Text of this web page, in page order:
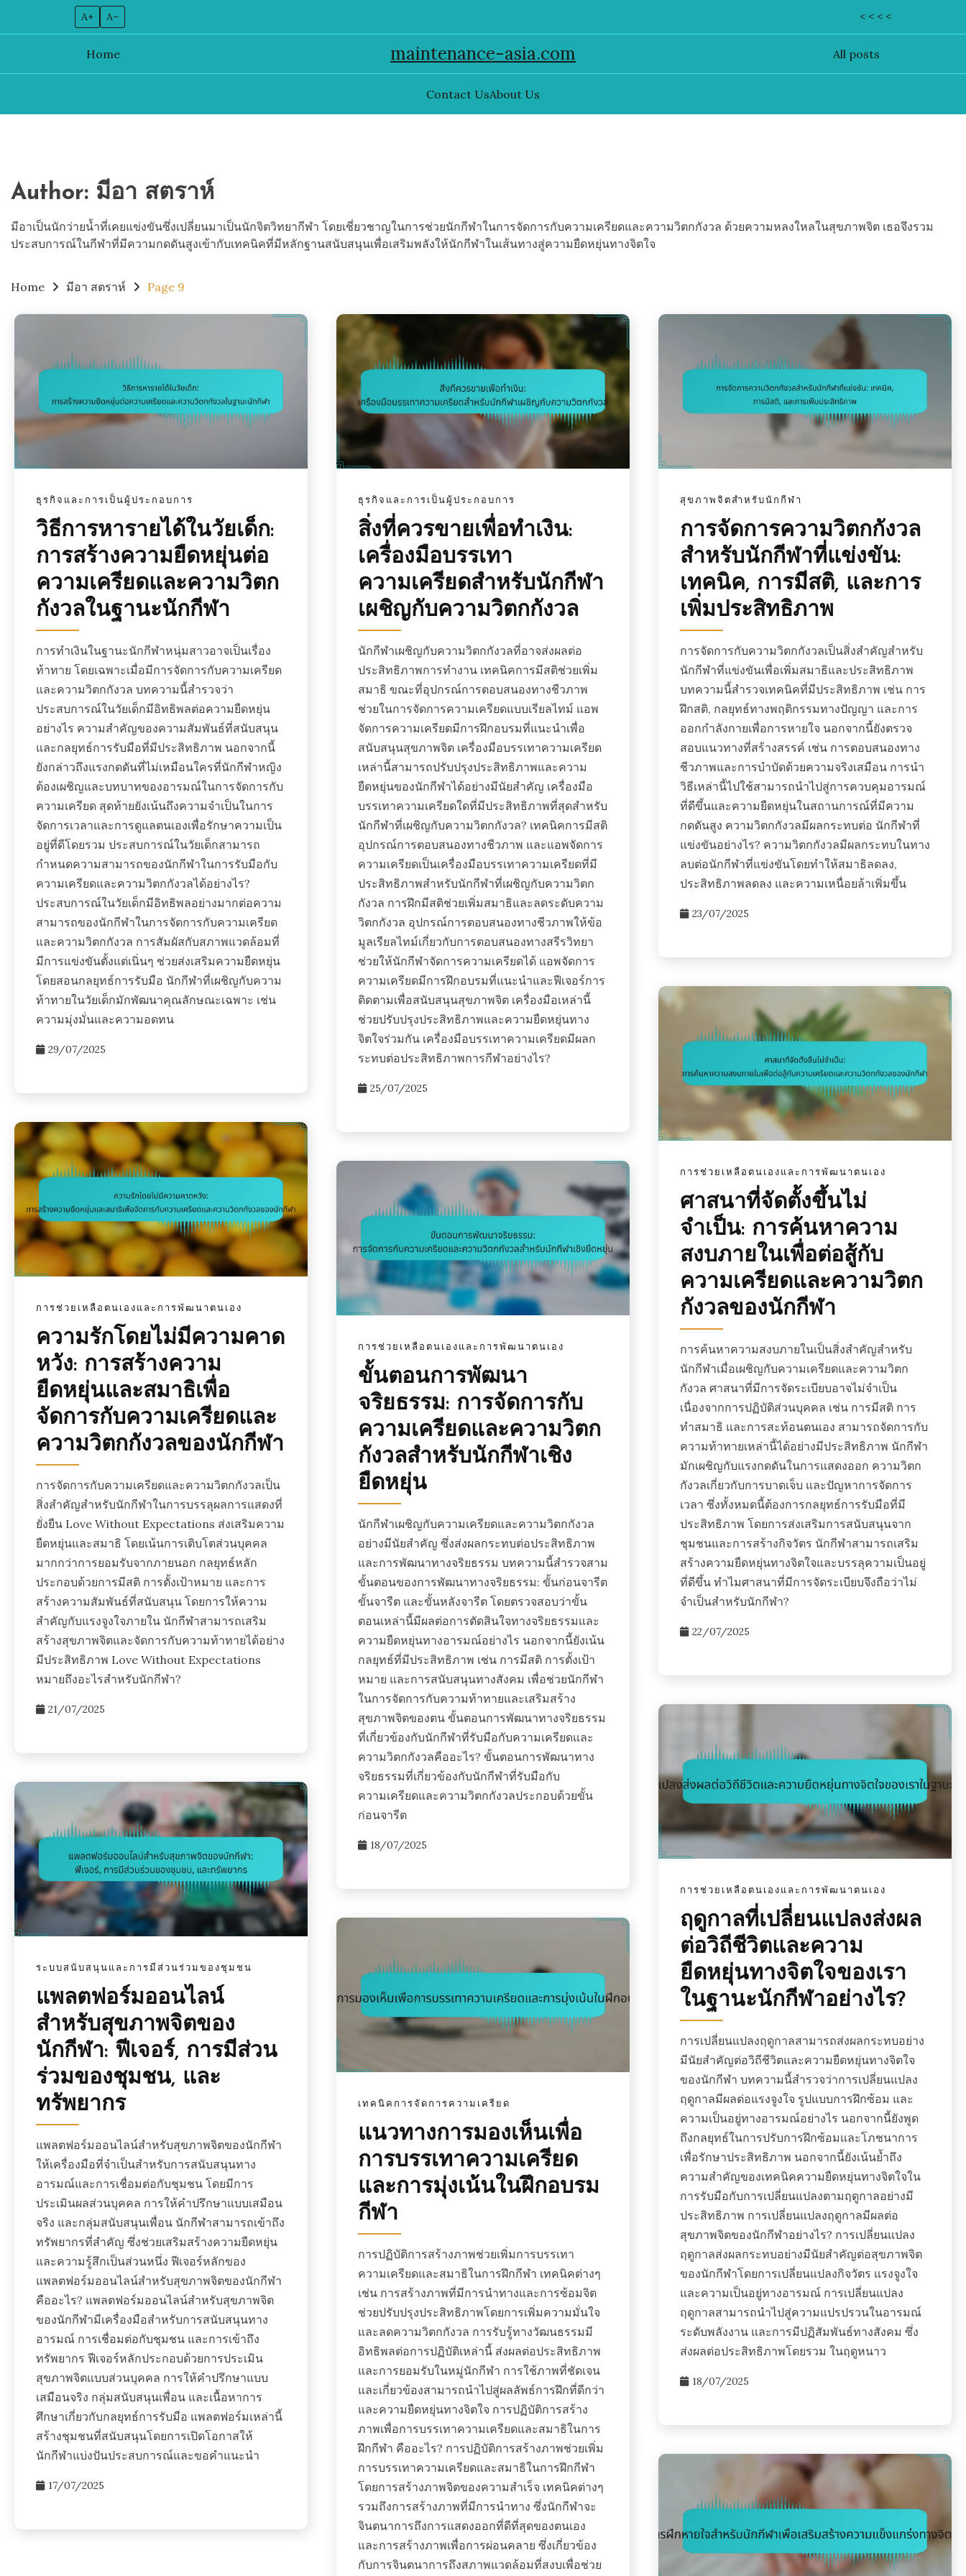
A+ A– < < < <
Home maintenance-asia.com All posts
Contact UsAbout Us
Author: มีอา สตราห์
มีอาเป็นนักว่ายน้ำที่เคยแข่งขันซึ่งเปลี่ยนมาเป็นนักจิตวิทยากีฬา โดยเชี่ยวชาญในการช่วยนักกีฬาในการจัดการกับความเครียดและความวิตกกังวล ด้วยความหลงใหลในสุขภาพจิต เธอจึงรวม
ประสบการณ์ในกีฬาที่มีความกดดันสูงเข้ากับเทคนิคที่มีหลักฐานสนับสนุนเพื่อเสริมพลังให้นักกีฬาในเส้นทางสู่ความยืดหยุ่นทางจิตใจ
Home มีอา สตราห์ Page 9
ธุรกิจและการเป็นผู้ประกอบการ
วิธีการหารายได้ในวัยเด็ก:
การสร้างความยืดหยุ่นต่อ
ความเครียดและความวิตก
กังวลในฐานะนักกีฬา
การทำเงินในฐานะนักกีฬาหนุ่มสาวอาจเป็นเรื่อง
ท้าทาย โดยเฉพาะเมื่อมีการจัดการกับความเครียด
และความวิตกกังวล บทความนี้สำรวจว่า
ประสบการณ์ในวัยเด็กมีอิทธิพลต่อความยืดหยุ่น
อย่างไร ความสำคัญของความสัมพันธ์ที่สนับสนุน
และกลยุทธ์การรับมือที่มีประสิทธิภาพ นอกจากนี้
ยังกล่าวถึงแรงกดดันที่ไม่เหมือนใครที่นักกีฬาหญิง
ต้องเผชิญและบทบาทของอารมณ์ในการจัดการกับ
ความเครียด สุดท้ายยังเน้นถึงความจำเป็นในการ
จัดการเวลาและการดูแลตนเองเพื่อรักษาความเป็น
อยู่ที่ดีโดยรวม ประสบการณ์ในวัยเด็กสามารถ
กำหนดความสามารถของนักกีฬาในการรับมือกับ
ความเครียดและความวิตกกังวลได้อย่างไร?
ประสบการณ์ในวัยเด็กมีอิทธิพลอย่างมากต่อความ
สามารถของนักกีฬาในการจัดการกับความเครียด
และความวิตกกังวล การสัมผัสกับสภาพแวดล้อมที่
มีการแข่งขันตั้งแต่เนิ่นๆ ช่วยส่งเสริมความยืดหยุ่น
โดยสอนกลยุทธ์การรับมือ นักกีฬาที่เผชิญกับความ
ท้าทายในวัยเด็กมักพัฒนาคุณลักษณะเฉพาะ เช่น
ความมุ่งมั่นและความอดทน
29/07/2025
ธุรกิจและการเป็นผู้ประกอบการ
สิ่งที่ควรขายเพื่อทำเงิน:
เครื่องมือบรรเทา
ความเครียดสำหรับนักกีฬา
เผชิญกับความวิตกกังวล
นักกีฬาเผชิญกับความวิตกกังวลที่อาจส่งผลต่อ
ประสิทธิภาพการทำงาน เทคนิคการมีสติช่วยเพิ่ม
สมาธิ ขณะที่อุปกรณ์การตอบสนองทางชีวภาพ
ช่วยในการจัดการความเครียดแบบเรียลไทม์ แอพ
จัดการความเครียดมีการฝึกอบรมที่แนะนำเพื่อ
สนับสนุนสุขภาพจิต เครื่องมือบรรเทาความเครียด
เหล่านี้สามารถปรับปรุงประสิทธิภาพและความ
ยืดหยุ่นของนักกีฬาได้อย่างมีนัยสำคัญ เครื่องมือ
บรรเทาความเครียดใดที่มีประสิทธิภาพที่สุดสำหรับ
นักกีฬาที่เผชิญกับความวิตกกังวล? เทคนิคการมีสติ
อุปกรณ์การตอบสนองทางชีวภาพ และแอพจัดการ
ความเครียดเป็นเครื่องมือบรรเทาความเครียดที่มี
ประสิทธิภาพสำหรับนักกีฬาที่เผชิญกับความวิตก
กังวล การฝึกมีสติช่วยเพิ่มสมาธิและลดระดับความ
วิตกกังวล อุปกรณ์การตอบสนองทางชีวภาพให้ข้อ
มูลเรียลไทม์เกี่ยวกับการตอบสนองทางสรีรวิทยา
ช่วยให้นักกีฬาจัดการความเครียดได้ แอพจัดการ
ความเครียดมีการฝึกอบรมที่แนะนำและฟีเจอร์การ
ติดตามเพื่อสนับสนุนสุขภาพจิต เครื่องมือเหล่านี้
ช่วยปรับปรุงประสิทธิภาพและความยืดหยุ่นทาง
จิตใจร่วมกัน เครื่องมือบรรเทาความเครียดมีผลก
ระทบต่อประสิทธิภาพการกีฬาอย่างไร?
25/07/2025
สุขภาพจิตสำหรับนักกีฬา
การจัดการความวิตกกังวล
สำหรับนักกีฬาที่แข่งขัน:
เทคนิค, การมีสติ, และการ
เพิ่มประสิทธิภาพ
การจัดการกับความวิตกกังวลเป็นสิ่งสำคัญสำหรับ
นักกีฬาที่แข่งขันเพื่อเพิ่มสมาธิและประสิทธิภาพ
บทความนี้สำรวจเทคนิคที่มีประสิทธิภาพ เช่น การ
ฝึกสติ, กลยุทธ์ทางพฤติกรรมทางปัญญา และการ
ออกกำลังกายเพื่อการหายใจ นอกจากนี้ยังตรวจ
สอบแนวทางที่สร้างสรรค์ เช่น การตอบสนองทาง
ชีวภาพและการบำบัดด้วยความจริงเสมือน การนำ
วิธีเหล่านี้ไปใช้สามารถนำไปสู่การควบคุมอารมณ์
ที่ดีขึ้นและความยืดหยุ่นในสถานการณ์ที่มีความ
กดดันสูง ความวิตกกังวลมีผลกระทบต่อ นักกีฬาที่
แข่งขันอย่างไร? ความวิตกกังวลมีผลกระทบในทาง
ลบต่อนักกีฬาที่แข่งขันโดยทำให้สมาธิลดลง,
ประสิทธิภาพลดลง และความเหนื่อยล้าเพิ่มขึ้น
23/07/2025
การช่วยเหลือตนเองและการพัฒนาตนเอง
ศาสนาที่จัดตั้งขึ้นไม่
จำเป็น: การค้นหาความ
สงบภายในเพื่อต่อสู้กับ
ความเครียดและความวิตก
กังวลของนักกีฬา
การค้นหาความสงบภายในเป็นสิ่งสำคัญสำหรับ
นักกีฬาเมื่อเผชิญกับความเครียดและความวิตก
กังวล ศาสนาที่มีการจัดระเบียบอาจไม่จำเป็น
เนื่องจากการปฏิบัติส่วนบุคคล เช่น การมีสติ การ
ทำสมาธิ และการสะท้อนตนเอง สามารถจัดการกับ
ความท้าทายเหล่านี้ได้อย่างมีประสิทธิภาพ นักกีฬา
มักเผชิญกับแรงกดดันในการแสดงออก ความวิตก
กังวลเกี่ยวกับการบาดเจ็บ และปัญหาการจัดการ
เวลา ซึ่งทั้งหมดนี้ต้องการกลยุทธ์การรับมือที่มี
ประสิทธิภาพ โดยการส่งเสริมการสนับสนุนจาก
ชุมชนและการสร้างกิจวัตร นักกีฬาสามารถเสริม
สร้างความยืดหยุ่นทางจิตใจและบรรลุความเป็นอยู่
ที่ดีขึ้น ทำไมศาสนาที่มีการจัดระเบียบจึงถือว่าไม่
จำเป็นสำหรับนักกีฬา?
22/07/2025
การช่วยเหลือตนเองและการพัฒนาตนเอง
ความรักโดยไม่มีความคาด
หวัง: การสร้างความ
ยืดหยุ่นและสมาธิเพื่อ
จัดการกับความเครียดและ
ความวิตกกังวลของนักกีฬา
การจัดการกับความเครียดและความวิตกกังวลเป็น
สิ่งสำคัญสำหรับนักกีฬาในการบรรลุผลการแสดงที่
ยั่งยืน Love Without Expectations ส่งเสริมความ
ยืดหยุ่นและสมาธิ โดยเน้นการเติบโตส่วนบุคคล
มากกว่าการยอมรับจากภายนอก กลยุทธ์หลัก
ประกอบด้วยการมีสติ การตั้งเป้าหมาย และการ
สร้างความสัมพันธ์ที่สนับสนุน โดยการให้ความ
สำคัญกับแรงจูงใจภายใน นักกีฬาสามารถเสริม
สร้างสุขภาพจิตและจัดการกับความท้าทายได้อย่าง
มีประสิทธิภาพ Love Without Expectations
หมายถึงอะไรสำหรับนักกีฬา?
21/07/2025
การช่วยเหลือตนเองและการพัฒนาตนเอง
ขั้นตอนการพัฒนา
จริยธรรม: การจัดการกับ
ความเครียดและความวิตก
กังวลสำหรับนักกีฬาเชิง
ยืดหยุ่น
นักกีฬาเผชิญกับความเครียดและความวิตกกังวล
อย่างมีนัยสำคัญ ซึ่งส่งผลกระทบต่อประสิทธิภาพ
และการพัฒนาทางจริยธรรม บทความนี้สำรวจสาม
ขั้นตอนของการพัฒนาทางจริยธรรม: ขั้นก่อนจารีต
ขั้นจารีต และขั้นหลังจารีต โดยตรวจสอบว่าขั้น
ตอนเหล่านี้มีผลต่อการตัดสินใจทางจริยธรรมและ
ความยืดหยุ่นทางอารมณ์อย่างไร นอกจากนี้ยังเน้น
กลยุทธ์ที่มีประสิทธิภาพ เช่น การมีสติ การตั้งเป้า
หมาย และการสนับสนุนทางสังคม เพื่อช่วยนักกีฬา
ในการจัดการกับความท้าทายและเสริมสร้าง
สุขภาพจิตของตน ขั้นตอนการพัฒนาทางจริยธรรม
ที่เกี่ยวข้องกับนักกีฬาที่รับมือกับความเครียดและ
ความวิตกกังวลคืออะไร? ขั้นตอนการพัฒนาทาง
จริยธรรมที่เกี่ยวข้องกับนักกีฬาที่รับมือกับ
ความเครียดและความวิตกกังวลประกอบด้วยขั้น
ก่อนจารีต
18/07/2025
การช่วยเหลือตนเองและการพัฒนาตนเอง
ฤดูกาลที่เปลี่ยนแปลงส่งผล
ต่อวิถีชีวิตและความ
ยืดหยุ่นทางจิตใจของเรา
ในฐานะนักกีฬาอย่างไร?
การเปลี่ยนแปลงฤดูกาลสามารถส่งผลกระทบอย่าง
มีนัยสำคัญต่อวิถีชีวิตและความยืดหยุ่นทางจิตใจ
ของนักกีฬา บทความนี้สำรวจว่าการเปลี่ยนแปลง
ฤดูกาลมีผลต่อแรงจูงใจ รูปแบบการฝึกซ้อม และ
ความเป็นอยู่ทางอารมณ์อย่างไร นอกจากนี้ยังพูด
ถึงกลยุทธ์ในการปรับการฝึกซ้อมและโภชนาการ
เพื่อรักษาประสิทธิภาพ นอกจากนี้ยังเน้นย้ำถึง
ความสำคัญของเทคนิคความยืดหยุ่นทางจิตใจใน
การรับมือกับการเปลี่ยนแปลงตามฤดูกาลอย่างมี
ประสิทธิภาพ การเปลี่ยนแปลงฤดูกาลมีผลต่อ
สุขภาพจิตของนักกีฬาอย่างไร? การเปลี่ยนแปลง
ฤดูกาลส่งผลกระทบอย่างมีนัยสำคัญต่อสุขภาพจิต
ของนักกีฬาโดยการเปลี่ยนแปลงกิจวัตร แรงจูงใจ
และความเป็นอยู่ทางอารมณ์ การเปลี่ยนแปลง
ฤดูกาลสามารถนำไปสู่ความแปรปรวนในอารมณ์
ระดับพลังงาน และการมีปฏิสัมพันธ์ทางสังคม ซึ่ง
ส่งผลต่อประสิทธิภาพโดยรวม ในฤดูหนาว
18/07/2025
ระบบสนับสนุนและการมีส่วนร่วมของชุมชน
แพลตฟอร์มออนไลน์
สำหรับสุขภาพจิตของ
นักกีฬา: ฟีเจอร์, การมีส่วน
ร่วมของชุมชน, และ
ทรัพยากร
แพลตฟอร์มออนไลน์สำหรับสุขภาพจิตของนักกีฬา
ให้เครื่องมือที่จำเป็นสำหรับการสนับสนุนทาง
อารมณ์และการเชื่อมต่อกับชุมชน โดยมีการ
ประเมินผลส่วนบุคคล การให้คำปรึกษาแบบเสมือน
จริง และกลุ่มสนับสนุนเพื่อน นักกีฬาสามารถเข้าถึง
ทรัพยากรที่สำคัญ ซึ่งช่วยเสริมสร้างความยืดหยุ่น
และความรู้สึกเป็นส่วนหนึ่ง ฟีเจอร์หลักของ
แพลตฟอร์มออนไลน์สำหรับสุขภาพจิตของนักกีฬา
คืออะไร? แพลตฟอร์มออนไลน์สำหรับสุขภาพจิต
ของนักกีฬามีเครื่องมือสำหรับการสนับสนุนทาง
อารมณ์ การเชื่อมต่อกับชุมชน และการเข้าถึง
ทรัพยากร ฟีเจอร์หลักประกอบด้วยการประเมิน
สุขภาพจิตแบบส่วนบุคคล การให้คำปรึกษาแบบ
เสมือนจริง กลุ่มสนับสนุนเพื่อน และเนื้อหาการ
ศึกษาเกี่ยวกับกลยุทธ์การรับมือ แพลตฟอร์มเหล่านี้
สร้างชุมชนที่สนับสนุนโดยการเปิดโอกาสให้
นักกีฬาแบ่งปันประสบการณ์และขอคำแนะนำ
17/07/2025
เทคนิคการจัดการความเครียด
แนวทางการมองเห็นเพื่อ
การบรรเทาความเครียด
และการมุ่งเน้นในฝึกอบรม
กีฬา
การปฏิบัติการสร้างภาพช่วยเพิ่มการบรรเทา
ความเครียดและสมาธิในการฝึกกีฬา เทคนิคต่างๆ
เช่น การสร้างภาพที่มีการนำทางและการซ้อมจิต
ช่วยปรับปรุงประสิทธิภาพโดยการเพิ่มความมั่นใจ
และลดความวิตกกังวล การรับรู้ทางวัฒนธรรมมี
อิทธิพลต่อการปฏิบัติเหล่านี้ ส่งผลต่อประสิทธิภาพ
และการยอมรับในหมู่นักกีฬา การใช้ภาพที่ชัดเจน
และเกี่ยวข้องสามารถนำไปสู่ผลลัพธ์การฝึกที่ดีกว่า
และความยืดหยุ่นทางจิตใจ การปฏิบัติการสร้าง
ภาพเพื่อการบรรเทาความเครียดและสมาธิในการ
ฝึกกีฬา คืออะไร? การปฏิบัติการสร้างภาพช่วยเพิ่ม
การบรรเทาความเครียดและสมาธิในการฝึกกีฬา
โดยการสร้างภาพจิตของความสำเร็จ เทคนิคต่างๆ
รวมถึงการสร้างภาพที่มีการนำทาง ซึ่งนักกีฬาจะ
จินตนาการถึงการแสดงออกที่ดีที่สุดของตนเอง
และการสร้างภาพเพื่อการผ่อนคลาย ซึ่งเกี่ยวข้อง
กับการจินตนาการถึงสภาพแวดล้อมที่สงบเพื่อช่วย